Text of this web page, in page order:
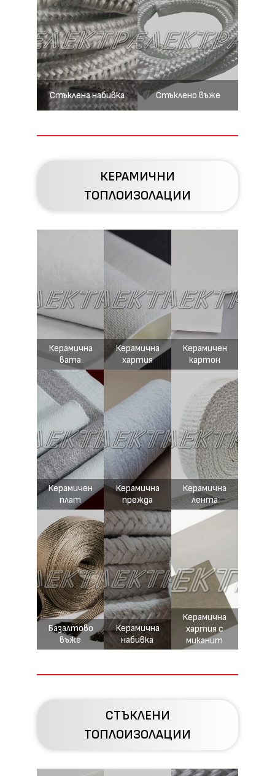
Стъклена набивка Стъклено въже
КЕРАМИЧНИ
ТОПЛОИЗОЛАЦИИ
Керамична
вата
Керамична
хартия
Керамичен
картон
Керамичен
плат
Керамична
прежда
Керамична
лента
Базалтово
въже
Керамична
набивка
Керамична
хартия с
миканит
СТЪКЛЕНИ
ТОПЛОИЗОЛАЦИИ